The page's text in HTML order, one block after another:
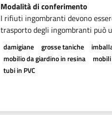
Modalità di conferimento
I rifiuti ingombranti devono
trasporto degli ingombranti può
damigiane grosse taniche
mobilio da giardino in resina
tubi in PVC